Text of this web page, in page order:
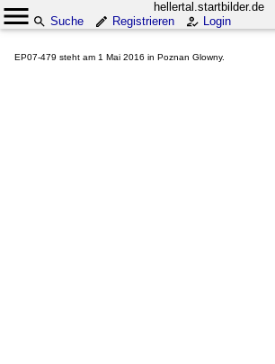
hellertal.startbilder.de
Suche
Registrieren Login
EP07-479 steht am 1 Mai 2016 in Poznan Glowny.